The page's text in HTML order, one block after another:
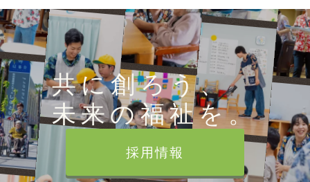
共に創ろう、
未来の福祉を。
採用情報